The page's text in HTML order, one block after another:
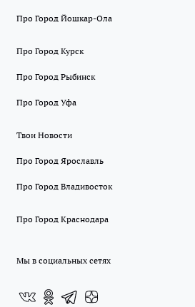
Про Город Йошкар-Ола
Про Город Курск
Про Город Рыбинск
Про Город Уфа
Твои Новости
Про Город Ярославль
Про Город Владивосток
Про Город Краснодара
Мы в социальных сетях